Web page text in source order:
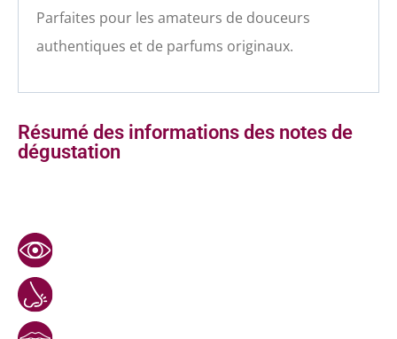
Parfaites pour les amateurs de douceurs
authentiques et de parfums originaux.
Résumé des informations des notes de
dégustation